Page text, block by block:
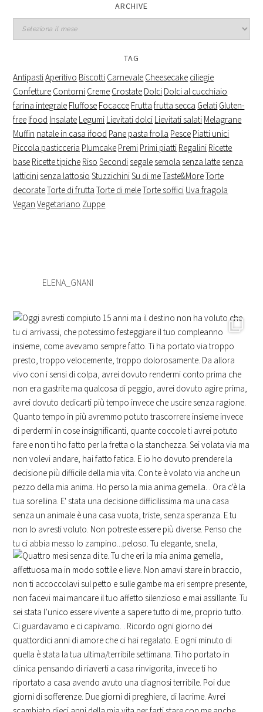
ARCHIVE
Archive
TAG
AntipastiAperitivo Biscotti Carnevale Cheesecake ciliegie
Confetture Contorni Creme Crostate Dolci Dolci al cucchiaio
farina integrale Fluffose Focacce Frutta frutta secca Gelati Gluten-
free Ifood Insalate Legumi Lievitati dolci Lievitati salati Melagrane
Muffin natale in casa ifood Pane pasta frolla Pesce Piatti unici
Piccola pasticceria Plumcake Premi Primi piatti Regalini Ricette
base Ricette tipiche Riso Secondi segale semola senza latte senza
latticini senza lattosio StuzzichiniSu di meTaste&MoreTorte
decorateTorte di frutta Torte di meleTorte soffici Uva fragola
Vegan Vegetariano Zuppe
ELENA_GNANI